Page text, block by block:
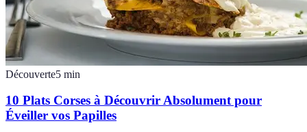
Découverte5 min
10 Plats Corses à Découvrir Absolument pour
Éveiller vos Papilles